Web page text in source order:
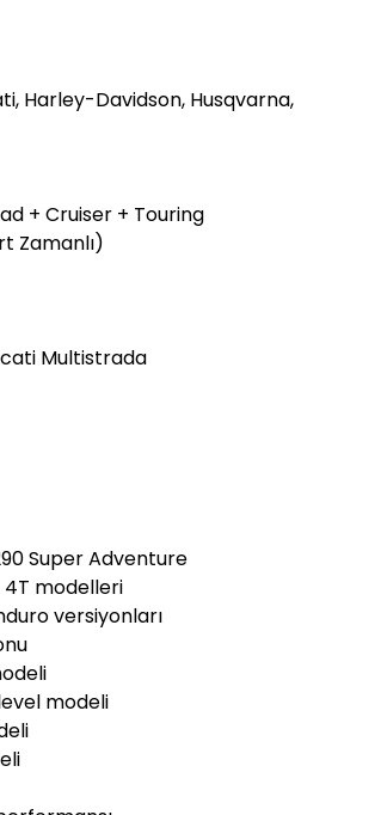
Harley-Davidson, Husqvarna,
+ Cruiser + Touring
Zamanlı)
Multistrada
Super Adventure
4T modelleri
versiyonları
modeli